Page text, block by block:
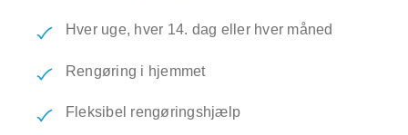
Hver uge, hver 14. dag eller hver måned
Rengøring i hjemmet
Fleksibel rengøringshjælp